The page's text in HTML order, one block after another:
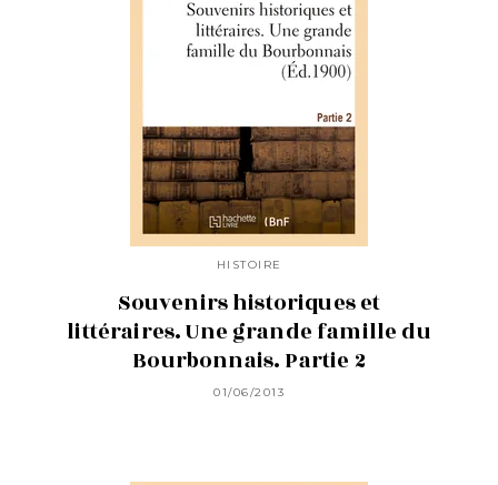
HISTOIRE
Souvenirs historiques et
littéraires. Une grande famille du
Bourbonnais. Partie 2
01/06/2013